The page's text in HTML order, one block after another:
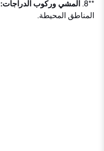
**8. المشي وركوب الدراجات:
المناطق المحيطة.